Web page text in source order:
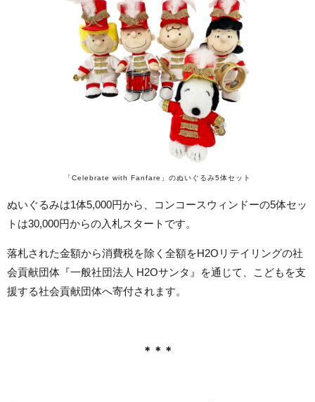
「Celebrate with Fanfare」のぬいぐるみ5体セット
ぬいぐるみは1体5,000円から、コンコースウィンドーの5体セッ
トは30,000円からの入札スタートです。
落札された金額から消費税を除く全額をH2Oリテイリングの社
会貢献団体『一般社団法人 H2Oサンタ』を通じて、こどもを支
援する社会貢献団体へ寄付されます。
＊＊＊